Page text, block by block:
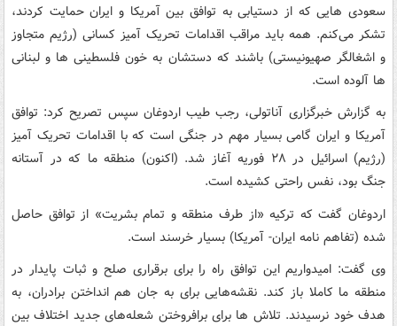
سعودی‌ هایی که از دستیابی به توافق بین آمریکا و ایران حمایت کردند،
تشکر می‌کنم. همه باید مراقب اقدامات تحریک‌ آمیز کسانی (رژیم متجاوز
و اشغالگر صهیونیستی) باشند که دستشان به خون فلسطینی‌ ها و لبنانی‌
ها آلوده است.
به گزارش خبرگزاری آناتولی، رجب طیب اردوغان سپس تصریح کرد: توافق
آمریکا و ایران گامی بسیار مهم در جنگی است که با اقدامات تحریک آمیز
(رژیم) اسرائیل در ۲۸ فوریه آغاز شد. (اکنون) منطقه ما که در آستانه
جنگ بود، نفس راحتی کشیده است.
اردوغان گفت که ترکیه «از طرف منطقه و تمام بشریت» از توافق حاصل
شده (تفاهم نامه ایران- آمریکا) بسیار خرسند است.
وی گفت: امیدواریم این توافق راه را برای برقراری صلح و ثبات پایدار در
منطقه ما کاملا باز کند. نقشه‌هایی برای به جان هم انداختن برادران، به
هدف خود نرسیدند. تلاش‌ ها برای برافروختن شعله‌های جدید اختلاف بین